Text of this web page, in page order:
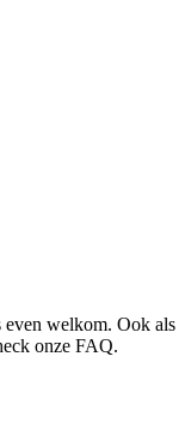
even welkom. Ook als
onze FAQ.